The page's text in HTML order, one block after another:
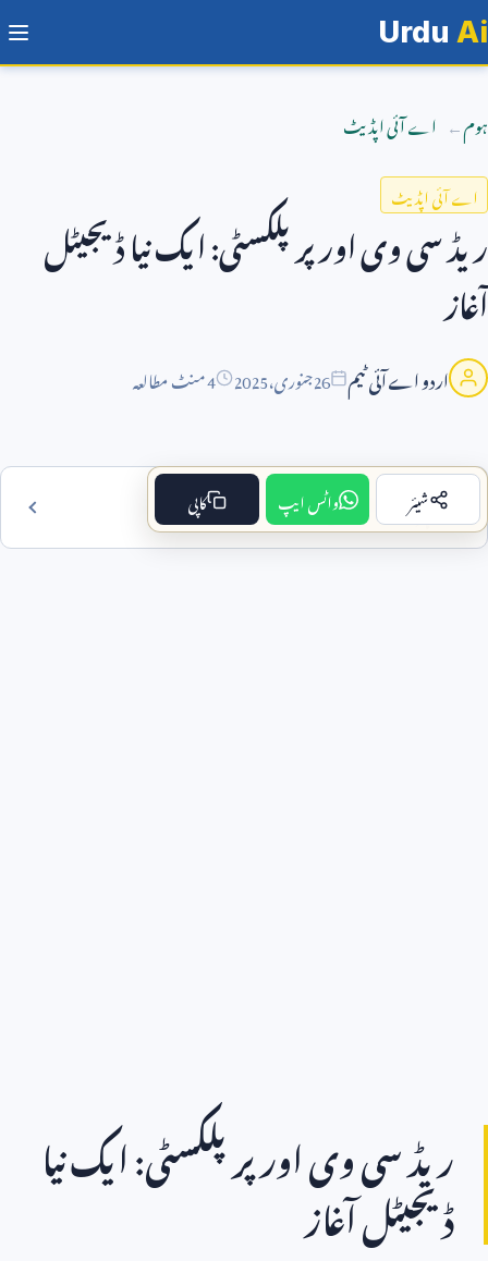
Urdu Ai
ہوم اے آئی اپڈیٹ
اے آئی اپڈیٹ
ریڈ سی وی اور پرپلکسٹی: ایک نیا ڈیجیٹل
آغاز
اردو اے آئی ٹیم 26جنوری،2025 4 منٹ مطالعہ
فہرست مضمون
ریڈ سی وی اور پرپلکسٹی: ایک نیا
ڈیجیٹل آغاز
شیئر واٹس ایپ کاپی